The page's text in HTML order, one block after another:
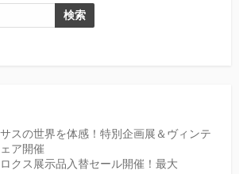
検索
スの世界を体感！特別企画展＆ヴィンテ
ア開催
ロクス展示品入替セール開催！最大